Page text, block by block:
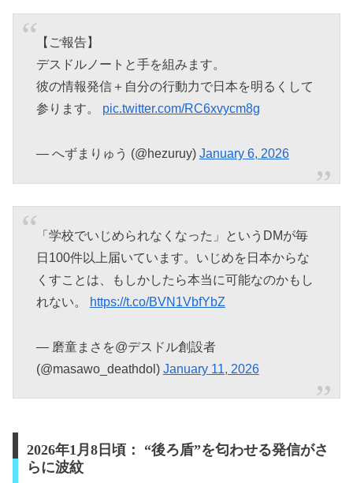
【ご報告】
デスドルノートと手を組みます。
彼の情報発信＋自分の行動力で日本を明るくして
参ります。 pic.twitter.com/RC6xvycm8g
— へずまりゅう (@hezuruy) January 6, 2026
「学校でいじめられなくなった」というDMが毎
日100件以上届いています。いじめを日本からな
くすことは、もしかしたら本当に可能なのかもし
れない。
https://t.co/BVN1VbfYbZ
— 磨童まさを@デスドル創設者
(@masawo_deathdol) January 11, 2026
2026年1月8日頃： “後ろ盾”を匂わせる発信がさ
らに波紋